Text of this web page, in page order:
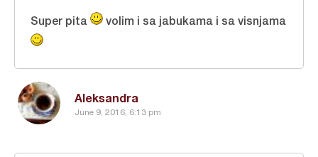
Aleksandra
June 9, 2016, 6:13 pm
Super pita volim i sa jabukama i sa visnjama